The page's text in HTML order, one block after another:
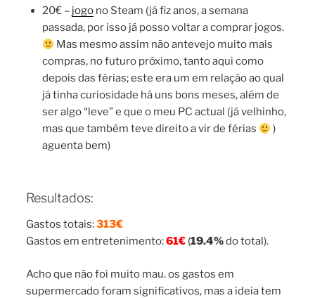
20€ – jogono Steam (já fiz anos, a semana
passada, por isso já posso voltar a comprar jogos.
Mas mesmo assim não antevejo muito mais
compras, no futuro próximo, tanto aqui como
depois das férias; este era um em relação ao qual
já tinha curiosidade há uns bons meses, além de
ser algo “leve” e que o meu PC actual (já velhinho,
mas que também teve direito a vir de férias
)
aguenta bem)
Resultados:
Gastos totais:313€
Gastos em entretenimento:61€ (19.4%do total).
Acho que não foi muito mau. os gastos em
supermercado foram significativos, mas a ideia tem